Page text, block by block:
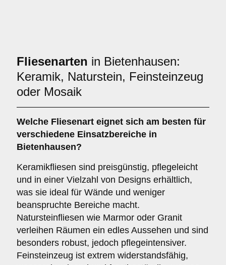
Fliesenarten in Bietenhausen:
Keramik, Naturstein, Feinsteinzeug
oder Mosaik
Welche Fliesenart eignet sich am besten für
verschiedene Einsatzbereiche in
Bietenhausen?
Keramikfliesen sind preisgünstig, pflegeleicht
und in einer Vielzahl von Designs erhältlich,
was sie ideal für Wände und weniger
beanspruchte Bereiche macht.
Natursteinfliesen wie Marmor oder Granit
verleihen Räumen ein edles Aussehen und sind
besonders robust, jedoch pflegeintensiver.
Feinsteinzeug ist extrem widerstandsfähig,